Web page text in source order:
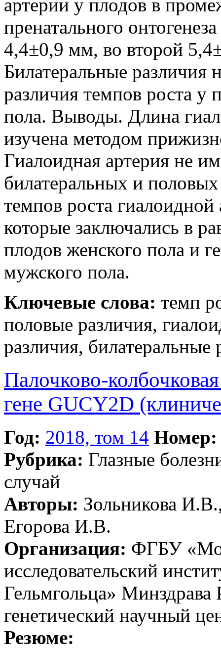
артерии у плодов в
пренатального
4,4±0,9 мм, во второй
Билатеральные
различия темпов роста у
пола. Выводы. Длина
изучена методом
Гиалоидная артерия не
билатеральных и
темпов роста
которые заключались в
плодов женского пола и
мужского пола.
Ключевые слова: темп
половые различия,
различия, билатеральные
Палочково-
гене GUCY2D
Год: 2018, том 14 Номер:
Рубрика: Глазные
случай
Авторы: Зольникова
Егорова И.В.
Организация: ФГБУ
исследовательский
Гельмгольца»
генетический научный
Резюме: